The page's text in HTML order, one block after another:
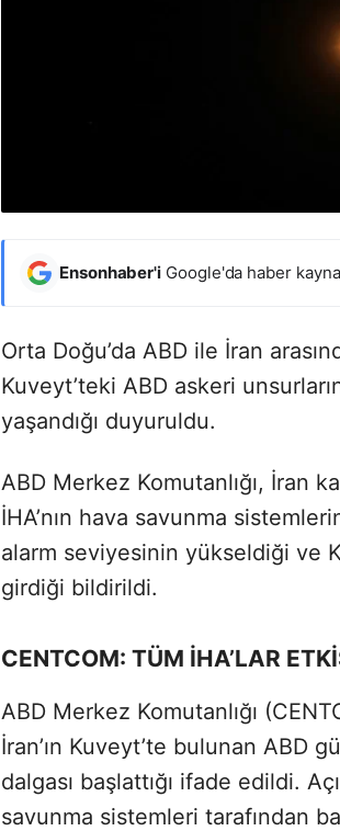
Ensonhaber'i Google'da haber
Orta Doğu’da ABD ile İran
Kuveyt’teki ABD askeri
yaşandığı duyuruldu.
ABD Merkez Komutanlığı, İran
İHA’nın hava savunma
alarm seviyesinin yükseldiği ve
girdiği bildirildi.
CENTCOM: TÜM İHA’LAR
ABD Merkez Komutanlığı
İran’ın Kuveyt’te bulunan ABD
dalgası başlattığı ifade edildi.
savunma sistemleri tarafından